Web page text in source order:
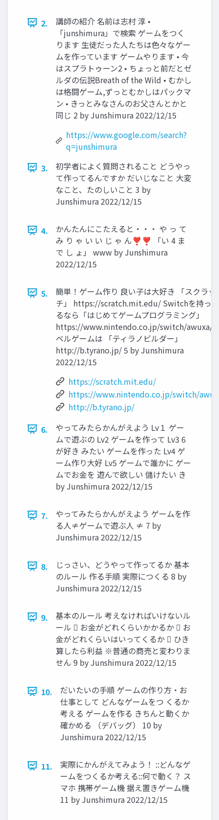
2.
講師の紹介 名前は志村 淳 •
「junshimura」で検索 ゲームをつく
ります 生徒だった人たちは色々なゲー
ムを作っています ゲームやります • 今
はスプラトゥーン2 • ちょっと前だとゼ
ルダの伝説Breath of the Wild • むかし
は格闘ゲーム,ずっとむかしはパックマ
ン • きっとみなさんのお父さんとかと
同じ 2 by Junshimura 2022/12/15
https://www.google.com/search?
q=junshimura
3.
初学者によく質問されること どうやっ
て作ってるんですか だいじなこと 大変
なこと、たのしいこと 3 by
Junshimura 2022/12/15
4.
かんたんにこたえると・・・ や っ て
み り ゃ い い じ ゃ ん❣❣ 「い 4 ま
で し ょ」 www by Junshimura
2022/12/15
5.
簡単！ゲーム作り 良い子は大好き 「スクラッ
チ」 https://scratch.mit.edu/ Switchを持って
るなら「はじめてゲームプログラミング」
https://www.nintendo.co.jp/switch/awuxa/
ベルゲームは 「ティラノビルダー」
http://b.tyrano.jp/ 5 by Junshimura
2022/12/15
https://scratch.mit.edu/
https://www.nintendo.co.jp/switch/
http://b.tyrano.jp/
6.
やってみたらかんがえよう Lv１ ゲー
ムで遊ぶの Lv2 ゲームを作って Lv3 6
が好き みたい ゲームを作った Lv4 ゲ
ーム作り大好 Lv5 ゲームで誰かに ゲー
ムでお金を 遊んで欲しい 儲けたい き
by Junshimura 2022/12/15
7.
やってみたらかんがえよう ゲームを作
る人≠ゲームで遊ぶ人 ≠ 7 by
Junshimura 2022/12/15
8.
じっさい、どうやって作ってるか 基本
のルール 作る手順 実際につくる 8 by
Junshimura 2022/12/15
9.
基本のルール 考えなければいけないル
ール  お金がどれくらいかかるか  お
金がどれくらいはいってくるか  ひき
算したら利益 ※普通の商売と変わりま
せん 9 by Junshimura 2022/12/15
10.
だいたいの手順 ゲームの作り方・お
仕事として どんなゲームをつ くるか
考える ゲームを作る きちんと動くか
確かめる （デバッグ） 10 by
Junshimura 2022/12/15
11.
実際にかんがえてみよう！ ::どんなゲ
ームをつくるか考える::何で動く？ ス
マホ 携帯ゲーム機 据え置きゲーム機
11 by Junshimura 2022/12/15